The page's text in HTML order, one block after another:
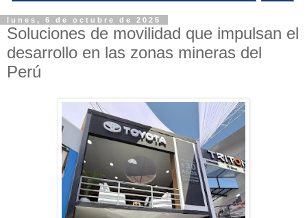
lunes, 6 de octubre de 2025
Soluciones de movilidad que impulsan el
desarrollo en las zonas mineras del
Perú